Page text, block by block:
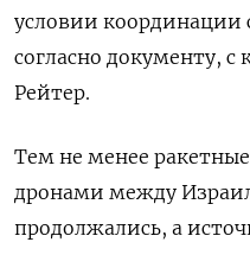
условии координации
согласно документу,
Рейтер.
Тем не менее
дронами ​между
⁠продолжались, а